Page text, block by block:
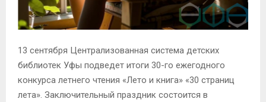
13 сентября Централизованная система детских
библиотек Уфы подведет итоги 30-го ежегодного
конкурса летнего чтения «Лето и книга» «30 страниц
лета». Заключительный праздник состоится в